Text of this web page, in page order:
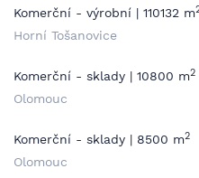
Komerční - výrobní | 110132 m
Horní Tošanovice
Komerční - sklady | 10800 m2
Olomouc
Komerční - sklady | 8500 m2
Olomouc